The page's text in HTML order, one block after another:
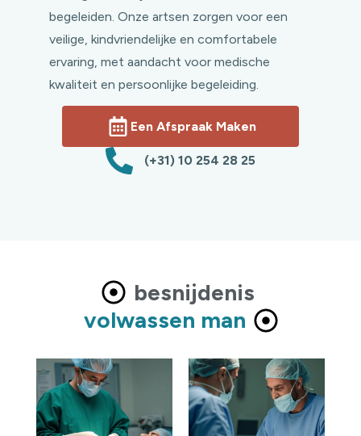
begeleiden. Onze artsen zorgen voor een
veilige, kindvriendelijke en comfortabele
ervaring, met aandacht voor medische
kwaliteit en persoonlijke begeleiding.
Een Afspraak Maken
(+31) 10 254 28 25
besnijdenis
volwassen man